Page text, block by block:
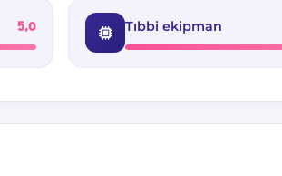
5,0 Tıbbi ekipman